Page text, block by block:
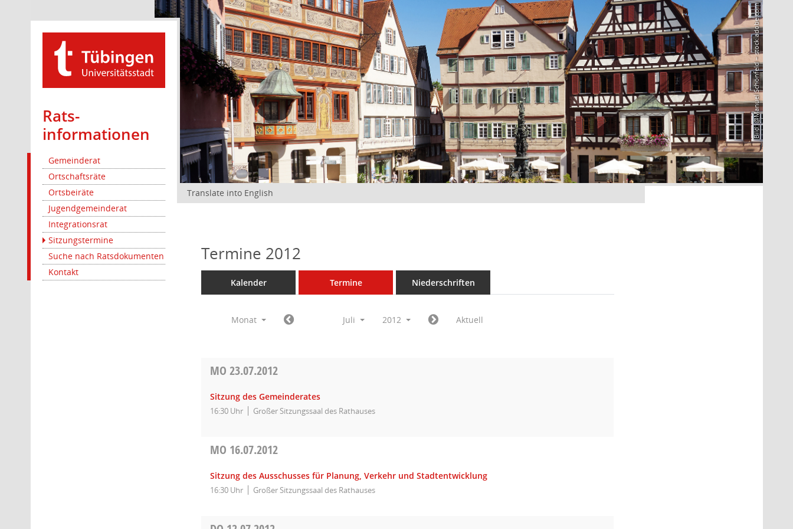
Rats­
informationen
Gemeinderat
Ortschaftsräte
Ortsbeiräte
Jugendgemeinderat
Integrationsrat
Sitzungstermine
Suche nach Ratsdokumenten
Kontakt
Bild: @Manuel Schönfeld – stock.adobe.com
Translate into English
Termine 2012
Kalender Termine Niederschriften
Monat Juli 2012 Aktuell
MO23.07.2012
Sitzung des Gemeinderates
16:30 Uhr Großer Sitzungssaal des Rathauses
MO 16.07.2012
Sitzung des Ausschusses für Planung, Verkehr und Stadtentwicklung
16:30 Uhr Großer Sitzungssaal des Rathauses